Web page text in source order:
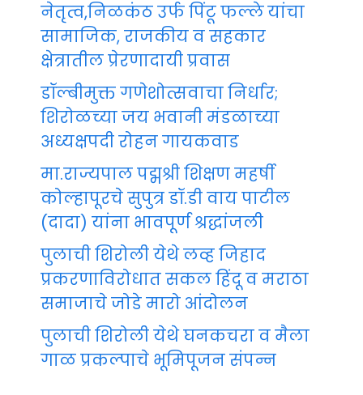
नेतृत्व,निळकंठ उर्फ पिंटू फल्ले यांचा
सामाजिक, राजकीय व सहकार
क्षेत्रातील प्रेरणादायी प्रवास
डॉल्बीमुक्त गणेशोत्सवाचा निर्धार;
शिरोळच्या जय भवानी मंडळाच्या
अध्यक्षपदी रोहन गायकवाड
मा.राज्यपाल पद्मश्री शिक्षण महर्षी
कोल्हापूरचे सुपुत्र डॉ.डी वाय पाटील
(दादा) यांना भावपूर्ण श्रद्धांजली
पुलाची शिरोली येथे लव्ह जिहाद
प्रकरणाविरोधात सकल हिंदू व मराठा
समाजाचे जोडे मारो आंदोलन
पुलाची शिरोली येथे घनकचरा व मैला
गाळ प्रकल्पाचे भूमिपूजन संपन्न